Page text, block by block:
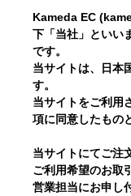
Kameda EC
下「当社」といい
です。
当サイトは、日本
す。
当サイトをご利用
項に同意したもの
当サイトにてご注
ご利用希望のお取
営業担当にお申し